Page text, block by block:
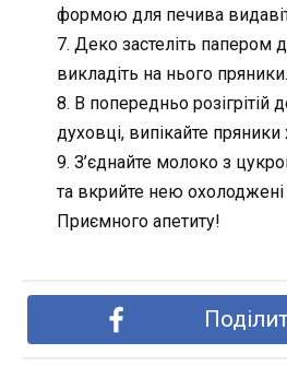
формою для печива
7. Деко застеліть папером
викладіть на нього пряники.
8. В попередньо розігрітій
духовці, випікайте
9. З’єднайте молоко з
та вкрийте нею охолоджені
Приємного апетиту!